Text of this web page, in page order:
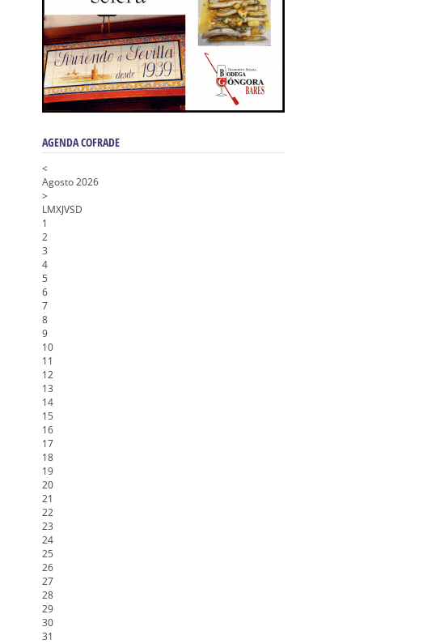
AGENDA COFRADE
<
Agosto 2026
>
LMXJVSD
1
2
3
4
5
6
7
8
9
10
11
12
13
14
15
16
17
18
19
20
21
22
23
24
25
26
27
28
29
30
31